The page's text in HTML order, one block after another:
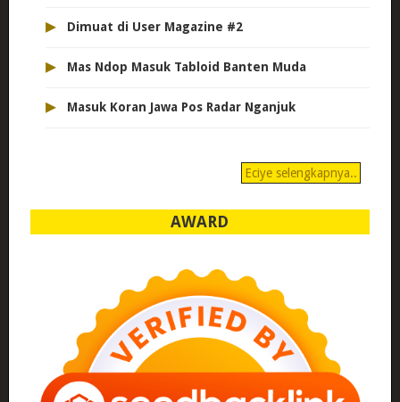
▸ Dimuat di User Magazine #2
▸ Mas Ndop Masuk Tabloid Banten Muda
▸ Masuk Koran Jawa Pos Radar Nganjuk
Eciye selengkapnya..
AWARD